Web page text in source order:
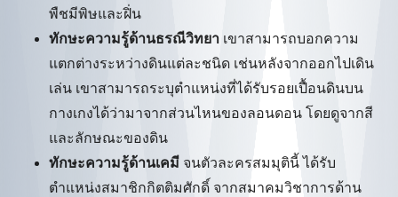
พืชมีพิษและฝิ่น
ทักษะความรู้ด้านธรณีวิทยา เขาสามารถบอกความ
แตกต่างระหว่างดินแต่ละชนิด เช่นหลังจากออกไปเดิน
เล่น เขาสามารถระบุตำแหน่งที่ได้รับรอยเปื้อนดินบน
กางเกงได้ว่ามาจากส่วนไหนของลอนดอน โดยดูจากสี
และลักษณะของดิน
ทักษะความรู้ด้านเคมี จนตัวละครสมมุตินี้ ได้รับ
ตำแหน่งสมาชิกกิตติมศักดิ์ จากสมาคมวิชาการด้าน